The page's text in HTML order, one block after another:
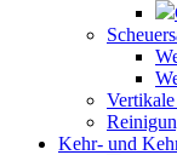
Vertikale
Kehr- und